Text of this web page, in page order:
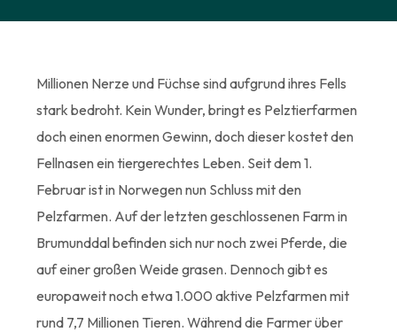
Millionen Nerze und Füchse sind aufgrund ihres Fells
stark bedroht. Kein Wunder, bringt es Pelztierfarmen
doch einen enormen Gewinn, doch dieser kostet den
Fellnasen ein tiergerechtes Leben. Seit dem 1.
Februar ist in Norwegen nun Schluss mit den
Pelzfarmen. Auf der letzten geschlossenen Farm in
Brumunddal befinden sich nur noch zwei Pferde, die
auf einer großen Weide grasen. Dennoch gibt es
europaweit noch etwa 1.000 aktive Pelzfarmen mit
rund 7,7 Millionen Tieren. Während die Farmer über